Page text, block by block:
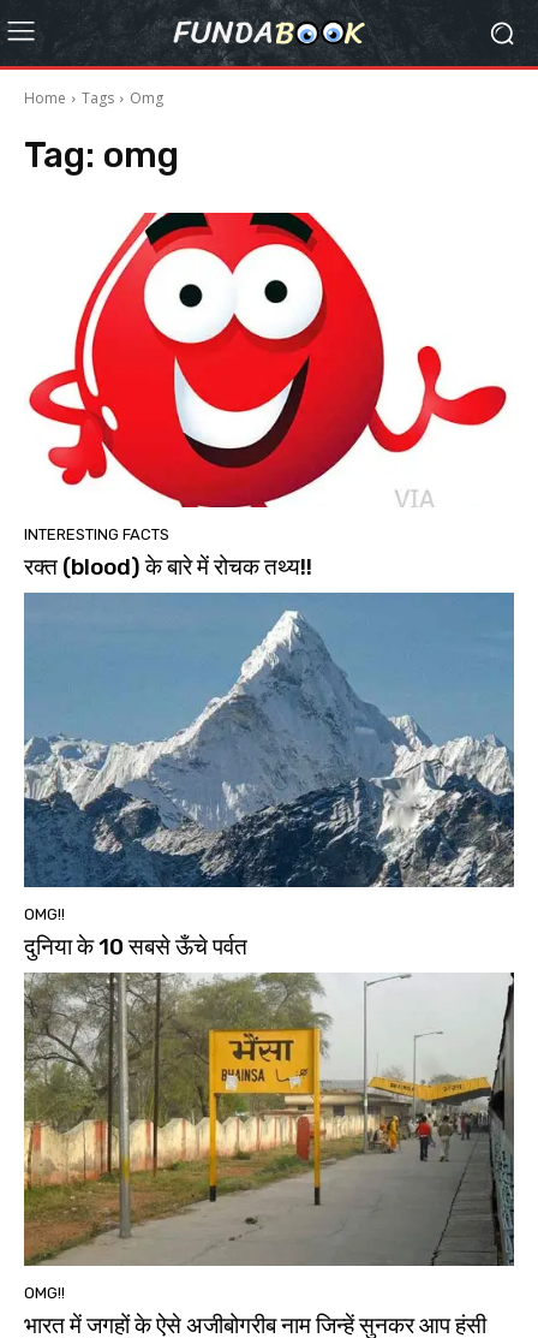
Home Tags Omg
Tag: omg
INTERESTING FACTS
रक्त (blood) के बारे में रोचक तथ्य!!
OMG!!
दुनिया के 10 सबसे ऊँचे पर्वत
OMG!!
भारत में जगहों के ऐसे अजीबोगरीब नाम जिन्हें सुनकर आप हंसी